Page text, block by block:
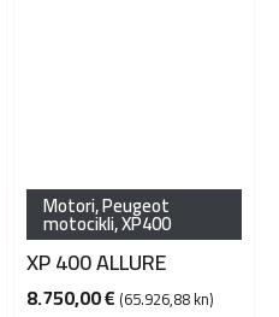
Motori,Peugeot
motocikli,XP400
XP 400 ALLURE
8.750,00€ (65.926,88 kn)